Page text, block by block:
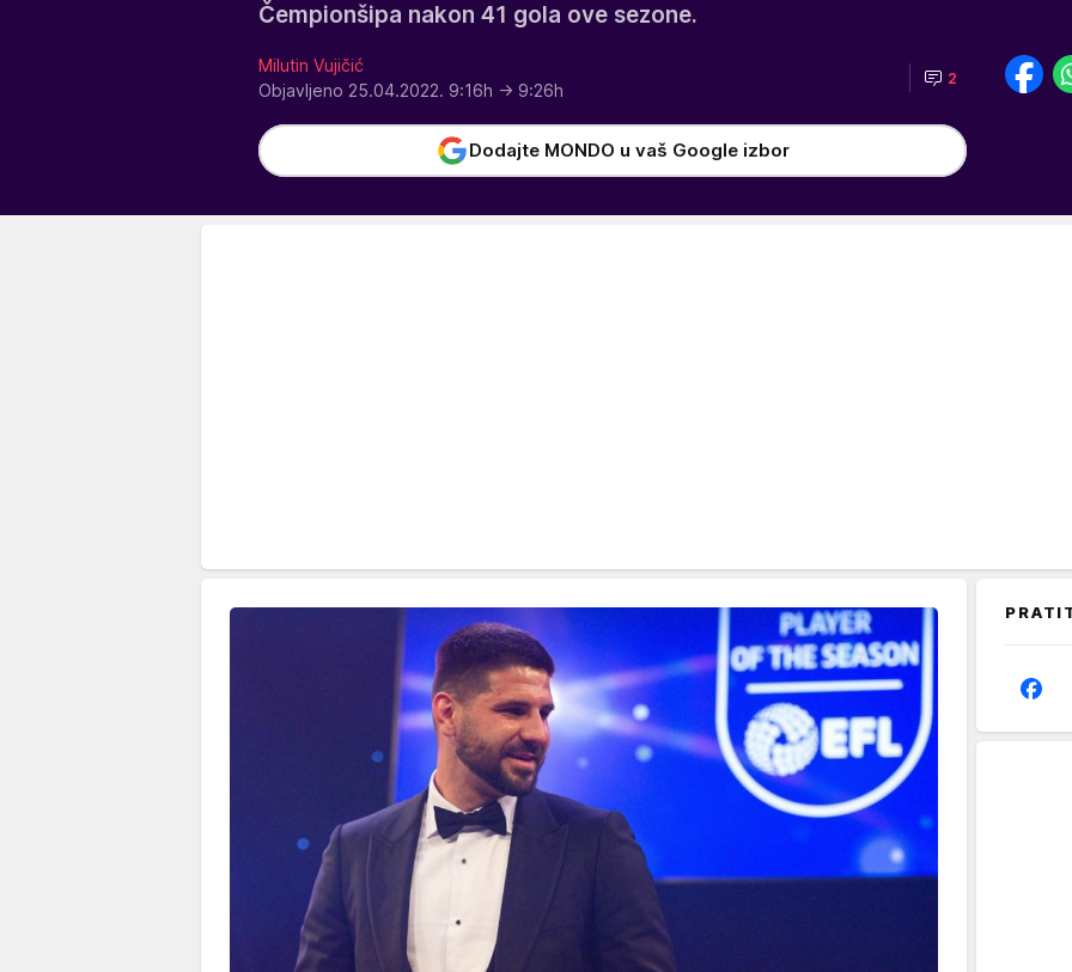
Čempionšipa nakon 41 gola ove sezone.
Milutin Vujičić
Objavljeno 25.04.2022. 9:16h → 9:26h
2
Dodajte MONDO u vaš Google izbor